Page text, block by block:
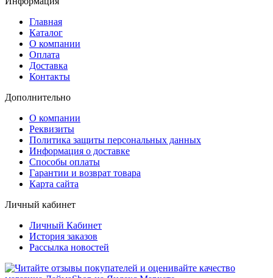
Главная
Каталог
О компании
Оплата
Доставка
Контакты
Дополнительно
О компании
Реквизиты
Политика защиты персональных данных
Информация о доставке
Способы оплаты
Гарантии и возврат товара
Карта сайта
Личный кабинет
Личный Кабинет
История заказов
Рассылка новостей